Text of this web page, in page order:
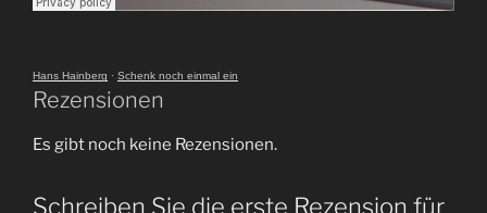
Hans Hainberg · Schenk noch einmal ein
Rezensionen
Es gibt noch keine Rezensionen.
Schreiben Sie die erste Rezension für